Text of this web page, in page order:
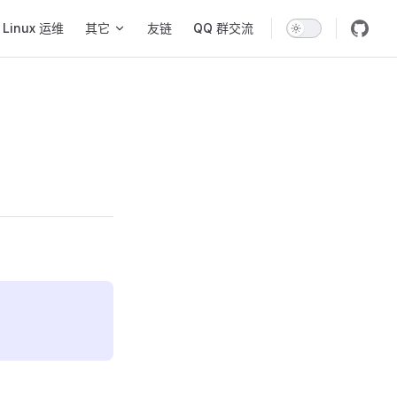
Linux 运维 其它 友链 QQ 群交流